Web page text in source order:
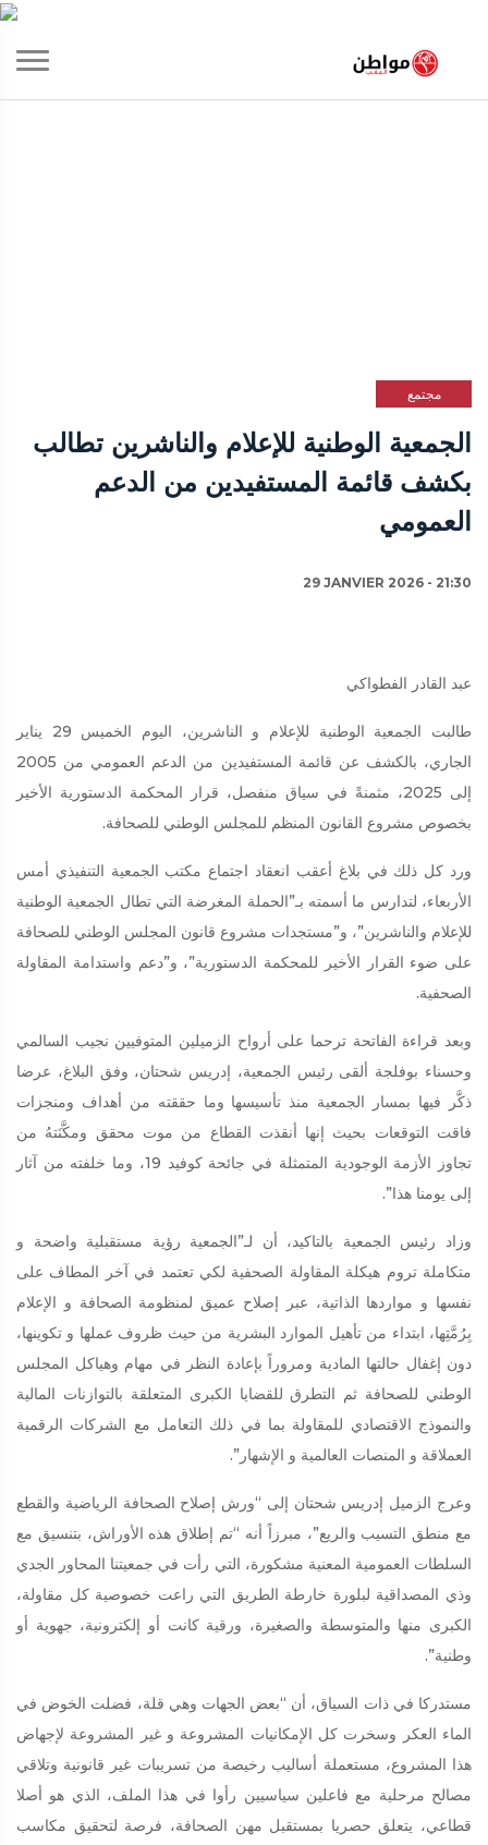
مجتمع
الجمعية الوطنية للإعلام والناشرين تطالب
بكشف قائمة المستفيدين من الدعم
العمومي
29 JANVIER 2026 - 21:30
عبد القادر الفطواكي
طالبت الجمعية الوطنية للإعلام و الناشرين، اليوم الخميس 29 يناير
الجاري، بالكشف عن قائمة المستفيدين من الدعم العمومي من 2005
إلى 2025، مثمنةً في سياق منفصل، قرار المحكمة الدستورية الأخير
بخصوص مشروع القانون المنظم للمجلس الوطني للصحافة.
ورد كل ذلك في بلاغ أعقب انعقاد اجتماع مكتب الجمعية التنفيذي أمس
الأربعاء، لتدارس ما أسمته بـ”الحملة المغرضة التي تطال الجمعية الوطنية
للإعلام والناشرين”، و”مستجدات مشروع قانون المجلس الوطني للصحافة
على ضوء القرار الأخير للمحكمة الدستورية”، و”دعم واستدامة المقاولة
الصحفية.
وبعد قراءة الفاتحة ترحما على أرواح الزميلين المتوفيين نجيب السالمي
وحسناء بوفلجة ألقى رئيس الجمعية، إدريس شحتان، وفق البلاغ، عرضا
ذكَّر فيها بمسار الجمعية منذ تأسيسها وما حققته من أهداف ومنجزات
فاقت التوقعات بحيث إنها أنقذت القطاع من موت محقق ومكَّنَتهُ من
تجاوز الأزمة الوجودية المتمثلة في جائحة كوفيد 19، وما خلفته من آثار
إلى يومنا هذا”.
وزاد رئيس الجمعية بالتاكيد، أن لـ”الجمعية رؤية مستقبلية واضحة و
متكاملة تروم هيكلة المقاولة الصحفية لكي تعتمد في آخر المطاف على
نفسها و مواردها الذاتية، عبر إصلاح عميق لمنظومة الصحافة و الإعلام
بِرُمَّتِها، ابتداء من تأهيل الموارد البشرية من حيث ظروف عملها و تكوينها،
دون إغفال حالتها المادية ومروراً بإعادة النظر في مهام وهياكل المجلس
الوطني للصحافة ثم التطرق للقضايا الكبرى المتعلقة بالتوازنات المالية
والنموذج الاقتصادي للمقاولة بما في ذلك التعامل مع الشركات الرقمية
العملاقة و المنصات العالمية و الإشهار”.
وعرج الزميل إدريس شحتان إلى “ورش إصلاح الصحافة الرياضية والقطع
مع منطق التسيب والريع”، مبرزاً أنه “تم إطلاق هذه الأوراش، بتنسيق مع
السلطات العمومية المعنية مشكورة، التي رأت في جمعيتنا المحاور الجدي
وذي المصداقية لبلورة خارطة الطريق التي راعت خصوصية كل مقاولة،
الكبرى منها والمتوسطة والصغيرة، ورقية كانت أو إلكترونية، جهوية أو
وطنية”.
مستدركا في ذات السياق، أن “بعض الجهات وهي قلة، فضلت الخوض في
الماء العكر وسخرت كل الإمكانيات المشروعة و غير المشروعة لإجهاض
هذا المشروع، مستعملة أساليب رخيصة من تسريبات غير قانونية وتلاقي
مصالح مرحلية مع فاعلين سياسيين رأوا في هذا الملف، الذي هو أصلا
قطاعي، يتعلق حصريا بمستقبل مهن الصحافة، فرصة لتحقيق مكاسب